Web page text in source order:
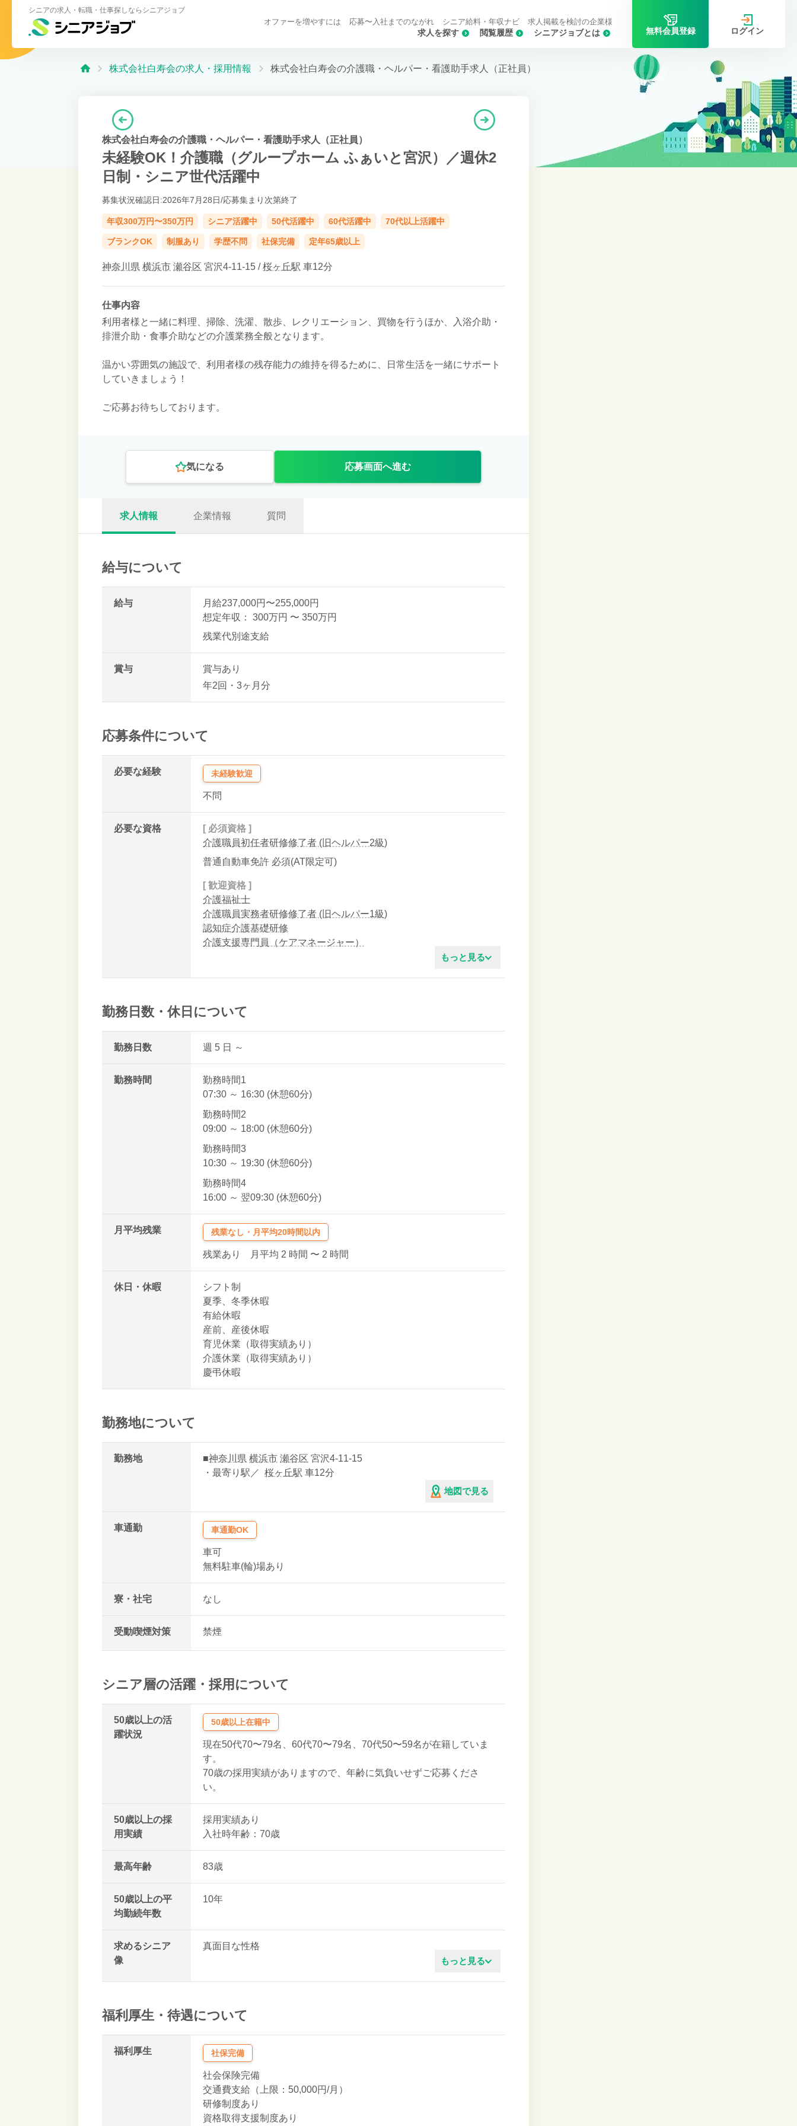
シニアの求人・転職・仕事探しならシニアジョブ
求人を探す シニアジョブとは
閲覧履歴
オファーを増やすには 応募〜入社までのながれ シニア給料・年収ナビ 求人掲載を検討の企業様
無料会員登録 ログイン
株式会社白寿会の求人・採用情報 株式会社白寿会の介護職・ヘルパー・看護助手求人（正社員）
株式会社白寿会の介護職・ヘルパー・看護助手求人（正社員）
未経験OK！介護職（グループホーム ふぁいと宮沢）／週休2
日制・シニア世代活躍中
募集状況確認日:2026年7月28日/応募集まり次第終了
年収300万円〜350万円 シニア活躍中 50代活躍中 60代活躍中 70代以上活躍中
ブランクOK 制服あり 学歴不問 社保完備 定年65歳以上
神奈川県 横浜市 瀬谷区 宮沢4-11-15 /桜ヶ丘駅 車12分
仕事内容
利用者様と一緒に料理、掃除、洗濯、散歩、レクリエーション、買物を行うほか、入浴介助・
排泄介助・食事介助などの介護業務全般となります。
温かい雰囲気の施設で、利用者様の残存能力の維持を得るために、日常生活を一緒にサポート
していきましょう！
ご応募お待ちしております。
気になる 応募画面へ進む
求人情報 企業情報 質問
給与について
給与
月給237,000円〜255,000円
想定年収： 300万円 〜 350万円
残業代別途支給
賞与
賞与あり
年2回・3ヶ月分
応募条件について
必要な経験 未経験歓迎
不問
必要な資格
[ 必須資格 ]
介護職員初任者研修修了者 (旧ヘルパー2級)
普通自動車免許 必須(AT限定可)
[ 歓迎資格 ]
介護福祉士
介護職員実務者研修修了者 (旧ヘルパー1級)
認知症介護基礎研修
介護支援専門員（ケアマネージャー）
もっと見る
勤務日数・休日について
勤務日数 週 5 日 ～
勤務時間
勤務時間1
07:30 ～ 16:30 (休憩60分)
勤務時間2
09:00 ～ 18:00 (休憩60分)
勤務時間3
10:30 ～ 19:30 (休憩60分)
勤務時間4
16:00 ～ 翌09:30 (休憩60分)
月平均残業 残業なし・月平均20時間以内
残業あり 月平均 2 時間 〜 2 時間
休日・休暇
シフト制
夏季、冬季休暇
有給休暇
産前、産後休暇
育児休業（取得実績あり）
介護休業（取得実績あり）
慶弔休暇
勤務地について
勤務地 ■神奈川県 横浜市 瀬谷区 宮沢4-11-15
・最寄り駅／ 桜ヶ丘駅 車12分
地図で見る
車通勤 車通勤OK
車可
無料駐車(輪)場あり
寮・社宅 なし
受動喫煙対策 禁煙
シニア層の活躍・採用について
50歳以上の活
躍状況
50歳以上在籍中
現在50代70〜79名、60代70〜79名、70代50〜59名が在籍していま
す。
70歳の採用実績がありますので、年齢に気負いせずご応募くださ
い。
50歳以上の採
用実績
採用実績あり
入社時年齢：70歳
最高年齢 83歳
50歳以上の平
均勤続年数
10年
求めるシニア
像
真面目な性格
責任感がある
もっと見る
福利厚生・待遇について
福利厚生 社保完備
社会保険完備
交通費支給（上限：50,000円/月）
研修制度あり
資格取得支援制度あり